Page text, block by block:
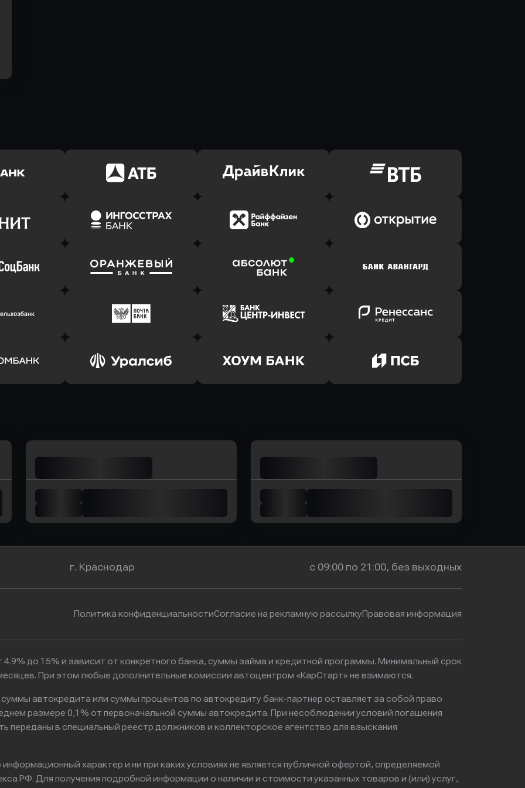
заявку
Оправить заявку
в АТБ Банк
Оправить заявку
в Драйв Клик Банк
Оправить заявку
в ВТБ
заявку
Банк
Оправить заявку
в Ингосстрах Банк
Оправить заявку
в Райффайзен Банк
в Банк Открытие
заявку
Оправить заявку
в Банк Оранжевый
Оправить заявку
в Абсолют Банк
Оправить заявку
в Банк Авангард
заявку
Оправить заявку
в Почта Банк
Оправить заявку
в Центр-Инвест
Оправить заявку
в Ренессанс Банк
г. Краснодар с 09:00 по 21:00, без выходных
Политика конфиденциальностиСогласие на рекламную рассылкуПравовая информация
до 15% и зависит от конкретного банка, суммы займа и кредитной программы. Минимальный срок
При этом любые дополнительные комиссии автоцентром «КарСтарт» не взимаются.
автокредита или суммы процентов по автокредиту банк-партнер оставляет за собой право
размере 0,1% от первоначальной суммы автокредита. При несоблюдении условий погашения
переданы в специальный реестр должников и коллекторское агентство для взыскания
характер и ни при каких условиях не является публичной офертой, определяемой
РФ. Для получения подробной информации о наличии и стоимости указанных товаров и (или) услуг,